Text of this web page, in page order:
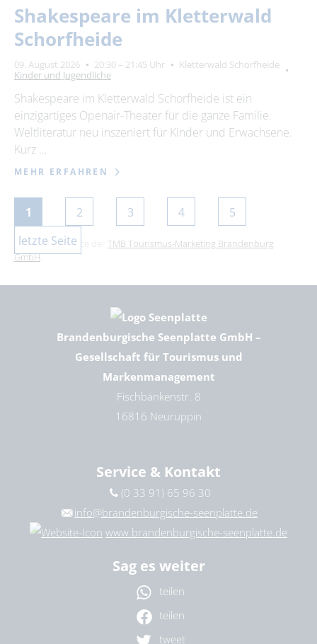
Shakespeare im Kletterwald
Schorfheide
09. August 2026 20:30 – 21:45 Uhr
Kletterwald Schorfheide
Kinder und Jugendliche
Shakespeare im Kletterwald Schorfheide ist ein
einzigartiges Openair-Theater für die ganze Familie.
Weltliteratur neu inszeniert für Kinder und Erwachsene.
Kurz …
MEHR ERFAHREN
1 2 3 4
5
letzte Seite
Dies ist ein Service der TMB Tourismus-Marketing Brandenburg
GmbH.
Brandenburgische Seenplatte GmbH –
Gesellschaft für Tourismus und
Markenmanagement
Fischbänkenstr. 8
16816 Neuruppin
Service & Kontakt
(0 33 91) 65 96 30
info@brandenburgische-seenplatte.de
www.brandenburgische-seenplatte.de
Sag es weiter
teilen
teilen
tweet